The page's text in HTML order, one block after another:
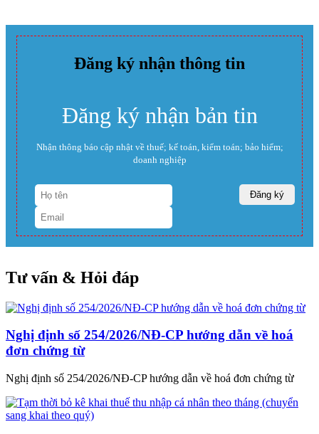
Đăng ký nhận thông tin
Đăng ký nhận bản tin
Nhận thông báo cập nhật về thuế; kế toán, kiểm toán; bảo hiểm;
doanh nghiệp
Tư vấn & Hỏi đáp
Nghị định số 254/2026/NĐ-CP hướng dẫn về hoá
đơn chứng từ
Nghị định số 254/2026/NĐ-CP hướng dẫn về hoá đơn chứng từ